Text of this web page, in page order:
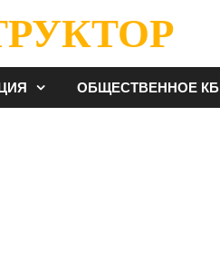
ОБЩЕСТВЕННОЕ КБ